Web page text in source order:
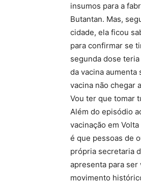
insumos para a
Butantan. Mas,
cidade, ela ficou
para confirmar se
segunda dose
da vacina aumenta
vacina não chegar
Vou ter que tomar
Além do episódio
vacinação em
é que pessoas de
própria secretaria
apresenta para ser
movimento